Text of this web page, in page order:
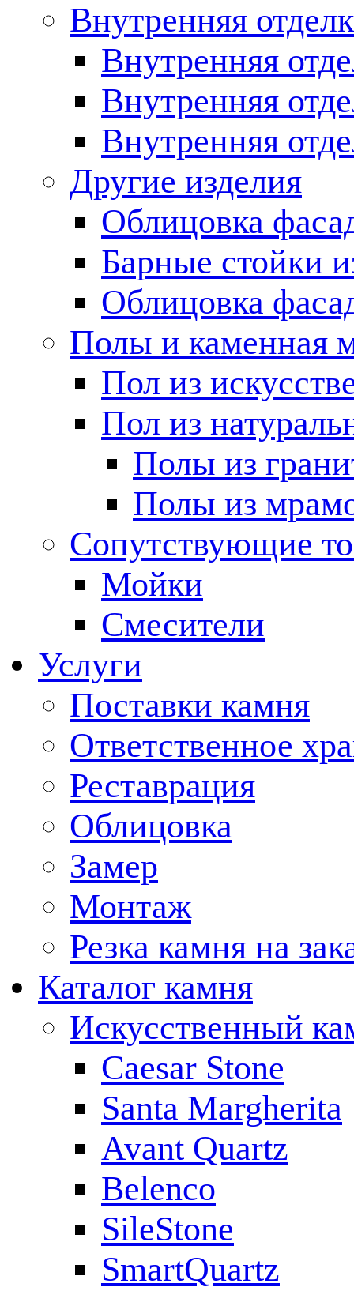
Внутренняя
Внутренняя
Внутренняя
Внутренняя
Другие изделия
Облицовка
Барные стойки
Облицовка
Полы и каменная
Пол из
Пол из
Полы из
Полы из
Сопутствующие
Мойки
Смесители
Услуги
Поставки камня
Ответственное
Реставрация
Облицовка
Замер
Монтаж
Резка камня на
Каталог камня
Искусственный
Caesar Stone
Santa Margherita
Avant Quartz
Belenco
SileStone
SmartQuartz